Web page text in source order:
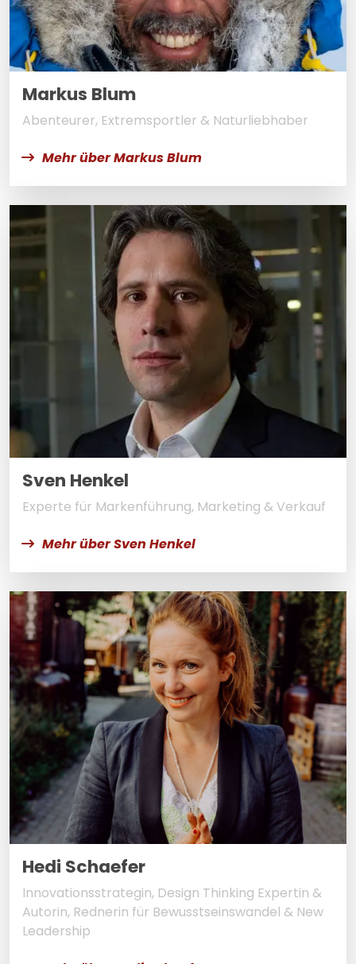
Markus Blum
Abenteurer, Extremsportler & Naturliebhaber
Mehr über Markus Blum
Sven Henkel
Experte für Markenführung, Marketing & Verkauf
Mehr über Sven Henkel
Hedi Schaefer
Innovationsstrategin, Design Thinking Expertin &
Autorin, Rednerin für Bewusstseinswandel & New
Leadership